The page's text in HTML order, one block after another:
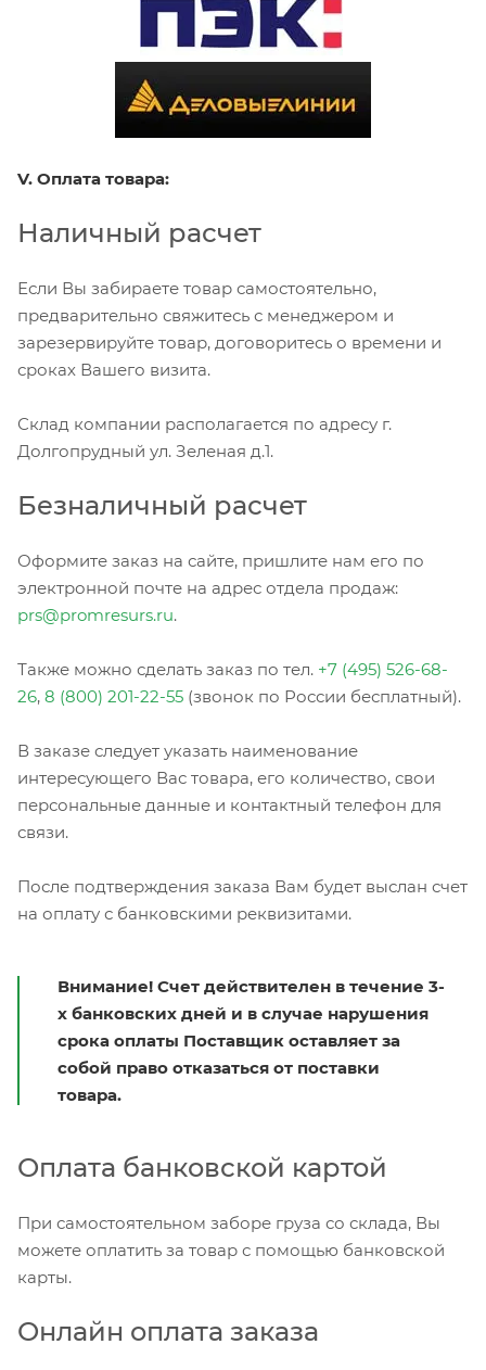
V. Оплата товара:
Наличный расчет
Если Вы забираете товар самостоятельно,
предварительно свяжитесь с менеджером и
зарезервируйте товар, договоритесь о времени и
сроках Вашего визита.
Склад компании располагается по адресу г.
Долгопрудный ул. Зеленая д.1.
Безналичный расчет
Оформите заказ на сайте, пришлите нам его по
электронной почте на адрес отдела продаж:
prs@promresurs.ru.
Также можно сделать заказ по тел. +7 (495) 526-68-
26, 8 (800) 201-22-55 (звонок по России бесплатный).
В заказе следует указать наименование
интересующего Вас товара, его количество, свои
персональные данные и контактный телефон для
связи.
После подтверждения заказа Вам будет выслан счет
на оплату с банковскими реквизитами.
Внимание! Счет действителен в течение 3-
х банковских дней и в случае нарушения
срока оплаты Поставщик оставляет за
собой право отказаться от поставки
товара.
Оплата банковской картой
При самостоятельном заборе груза со склада, Вы
можете оплатить за товар с помощью банковской
карты.
Онлайн оплата заказа